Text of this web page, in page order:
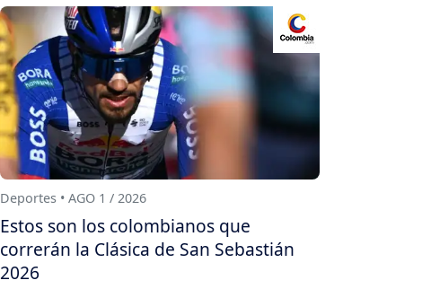
Deportes • AGO 1 / 2026
Estos son los colombianos que
correrán la Clásica de San Sebastián
2026